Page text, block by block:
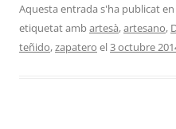
Aquesta entrada s'ha publicat en
etiquetat ambartesà,artesano,
teñido,zapatero el3 octubre